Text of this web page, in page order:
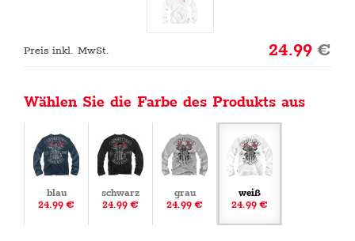
Preis inkl. MwSt. 24.99€
Wählen Sie die Farbe des Produkts aus
blau
24.99 €
schwarz
24.99 €
grau
24.99 €
weiß
24.99 €